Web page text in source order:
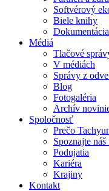
Softvérový
Biele knihy
Dokumentácia
Médiá
Tlačové
V médiách
Správy z
Blog
Fotogaléria
Archív
Spoločnosť
Prečo
Spoznajte náš
Podujatia
Kariéra
Krajiny
Kontakt